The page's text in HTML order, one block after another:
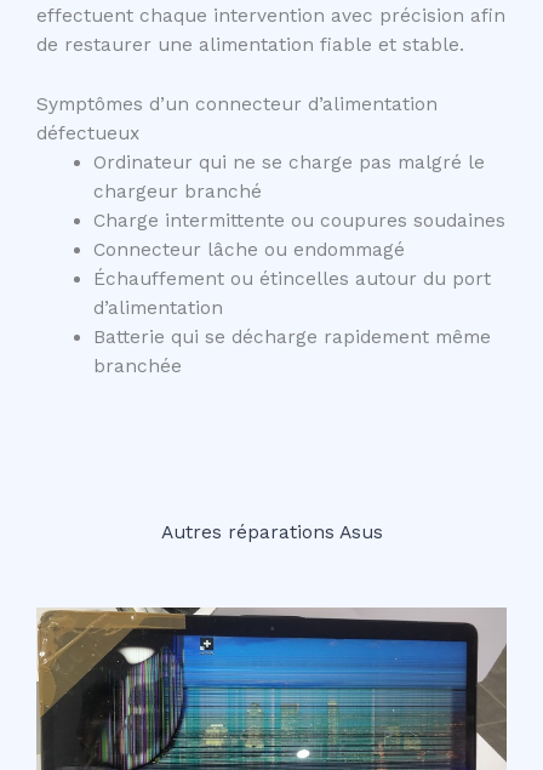
effectuent chaque intervention avec précision afin
de restaurer une alimentation fiable et stable.
Symptômes d’un connecteur d’alimentation
défectueux
Ordinateur qui ne se charge pas malgré le
chargeur branché
Charge intermittente ou coupures soudaines
Connecteur lâche ou endommagé
Échauffement ou étincelles autour du port
d’alimentation
Batterie qui se décharge rapidement même
branchée
Autres réparations Asus